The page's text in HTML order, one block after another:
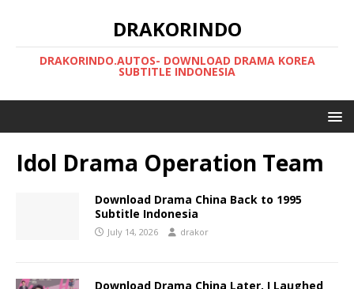
DRAKORINDO
DRAKORINDO.AUTOS- DOWNLOAD DRAMA KOREA
SUBTITLE INDONESIA
Idol Drama Operation Team
Download Drama China Back to 1995
Subtitle Indonesia
July 14, 2026 drakor
Download Drama China Later, I Laughed